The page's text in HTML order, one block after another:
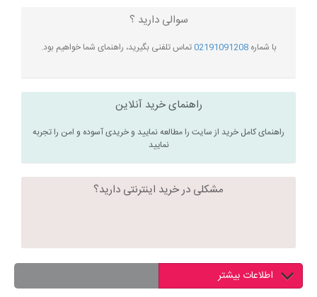
سوالی دارید ؟
با شماره02191091208تماس تلفنی بگیرید، راهنمای شما خواهیم بود.
راهنمای خرید آنلاین
راهنمای کامل خرید از سایت را مطالعه نمایید و خریدی آسوده و امن را تجربه
نمایید
مشکلی در خرید اینترنتی دارید؟
اطلاعات بیشتر